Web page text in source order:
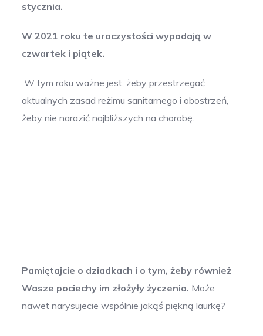
stycznia.
W 2021 roku te uroczystości wypadają w
czwartek i piątek.
W tym roku ważne jest, żeby przestrzegać
aktualnych zasad reżimu sanitarnego i obostrzeń,
żeby nie narazić najbliższych na chorobę.
Pamiętajcie o dziadkach i o tym, żeby również
Wasze pociechy im złożyły życzenia. Może
nawet narysujecie wspólnie jakąś piękną laurkę?